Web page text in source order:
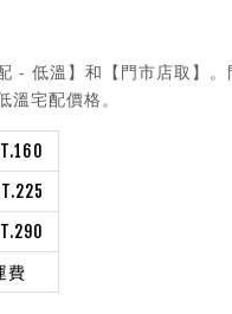
- 低溫】和【門市店取】。
宅配價格。
費